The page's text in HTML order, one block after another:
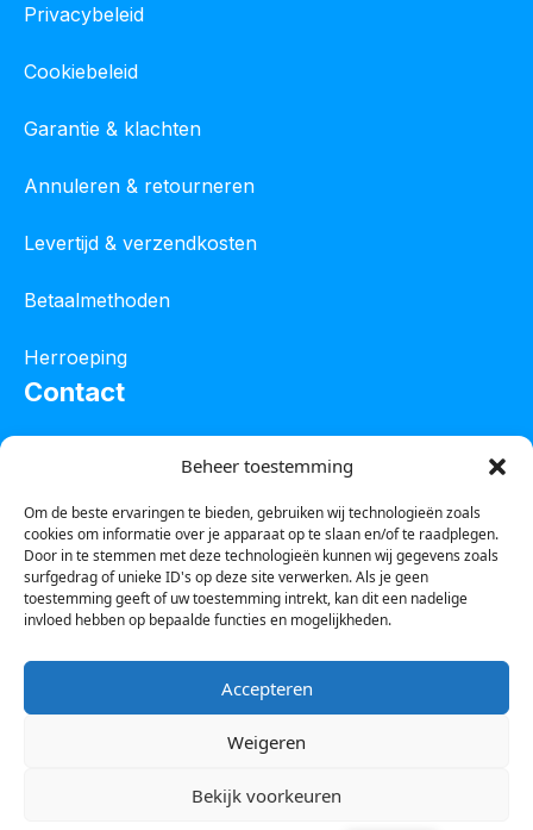
Beheer toestemming
Om de beste ervaringen te bieden, gebruiken wij technologieën zoals
cookies om informatie over je apparaat op te slaan en/of te raadplegen.
Door in te stemmen met deze technologieën kunnen wij gegevens zoals
surfgedrag of unieke ID's op deze site verwerken. Als je geen
toestemming geeft of uw toestemming intrekt, kan dit een nadelige
invloed hebben op bepaalde functies en mogelijkheden.
Accepteren
Weigeren
Bekijk voorkeuren
Privacybeleid
Cookiebeleid
Garantie & klachten
Annuleren & retourneren
Levertijd & verzendkosten
Betaalmethoden
Herroeping
Contact
Tel :0850601800
Whatsapp : 0623388306
KvK leeuwarden : 61835943
BTW nr : NL001450418B86